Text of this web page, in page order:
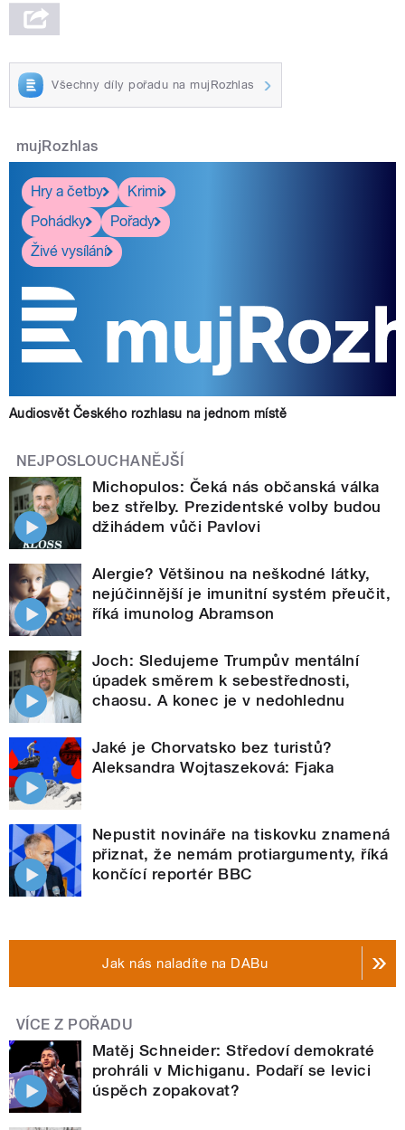
Všechny díly pořadu na mujRozhlas
mujRozhlas
Hry a četby
Krimi
Pohádky
Pořady
Živé vysílání
Audiosvět Českého rozhlasu na jednom místě
NEJPOSLOUCHANĚJŠÍ
Michopulos: Čeká nás občanská válka
bez střelby. Prezidentské volby budou
džihádem vůči Pavlovi
Alergie? Většinou na neškodné látky,
nejúčinnější je imunitní systém přeučit,
říká imunolog Abramson
Joch: Sledujeme Trumpův mentální
úpadek směrem k sebestřednosti,
chaosu. A konec je v nedohlednu
Jaké je Chorvatsko bez turistů?
Aleksandra Wojtaszeková: Fjaka
Nepustit novináře na tiskovku znamená
přiznat, že nemám protiargumenty, říká
končící reportér BBC
Jak nás naladíte na DABu
VÍCE Z POŘADU
Matěj Schneider: Středoví demokraté
prohráli v Michiganu. Podaří se levici
úspěch zopakovat?